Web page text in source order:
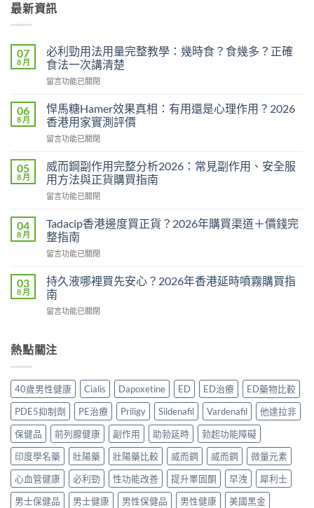
最新資訊
07
8 月
必利勁用法用量完整教學：幾時食？食幾多？正確
食法一次講清楚
在
利
勁
用
法
量
完
整
教
幾
時
食
多？
正
確
一
次
清
楚〉
中
留言功能已關閉
06
8 月
悍馬糖Hamer效果真相：有用還是心理作用？2026
香港用家實測評價
在
馬
糖
Hamer
效
真
相：
用
是
心
作
香
家
實
測
評
價〉
中
留言功能已關閉
05
8 月
威而鋼副作用完整分析2026：常見副作用、安全服
用方法與正貨購買指南
在
而
鋼
副
作
完
整
分
析
見
用、
安
全
服
方
法
與
正
貨
購
留言功能已關閉
04
8 月
Tadacip香港邊度買正貨？2026年購買渠道＋價錢完
整指南
在
香
港
邊
度
貨？
購
買
渠
道
價
錢
完
整
指
南〉
留言功能已關閉
03
8 月
持久液哪裡買先安心？2026年香港延時噴霧購買指
南
在
液
哪
買
先
安
心？
2026
年
香
港
延
時
噴
留言功能已關閉
熱點關注
40歲男性健康 Cialis Dapoxetine ED ED治療
ED藥物比較
PDE5抑制劑
PE治療 Priligy Sildenafil Vardenafil
他達拉非
保健品
前列腺健康 副作用 助勃延時
勃起功能障礙
印度學名藥
壯陽藥 壯陽藥比較 威而鋼 威而鋼
微量元素
心血管健康
必利勁 性功能改善 提升睪固酮 早洩
犀利士
男士保健品
男士健康 男性保健品 男性健康 美國黑金